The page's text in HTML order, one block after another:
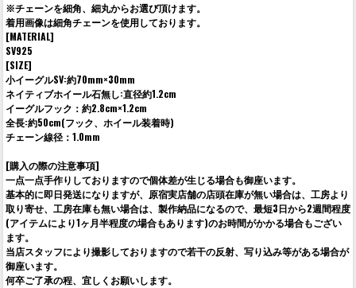
※チェーンを細角、細丸からお選び頂けます。
着用画像は細角チェーンを使用しております。
[MATERIAL]
SV925
[SIZE]
小イーグルSV:約70mm×30mm
ネイティブホイール石無し:直径約1.2cm
イーグルフック：約2.8cm×1.2cm
全長:約50cm(フック、ホイール装着時)
チェーン線径：1.0mm
[購入の際の注意事項]
一点一点手作りしておりますので個体差が生じる場合も御座います。
基本的に即日発送になりますが、原宿実店舗の店頭在庫が無い場合は、工房より
取り寄せ、工房在庫も無い場合は、製作納品になるので、最短3日から2週間程度
(アイテムにより1ヶ月半程度の場合もあります)のお時間がかかる場合もござい
ます。
当店スタッフにより撮影しておりますので若干の反射、写り込み等がある場合が
御座います。
何卒ご了承の程、宜しくお願いします。